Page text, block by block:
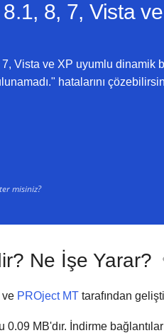
8, 7, Vista
Vista ve XP uyumlu dinamik
hatalarını
misiniz?
Ne İşe Yarar?
ve PROject MT tarafından
0.09 MB'dır. İndirme